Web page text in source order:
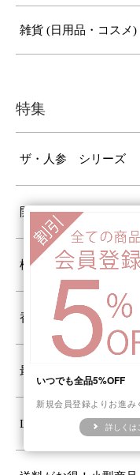
雑貨 (日用品・コスメ)
特集
ザ・人参 シリーズ
開花時期から苗を探す
植物の特性から苗を探
香りから苗を探す
最大10%OFF！毎月26
LINE登録クーポン対象
いつでも全品5%OFF
新規会員登録よりお進み
詳しくは